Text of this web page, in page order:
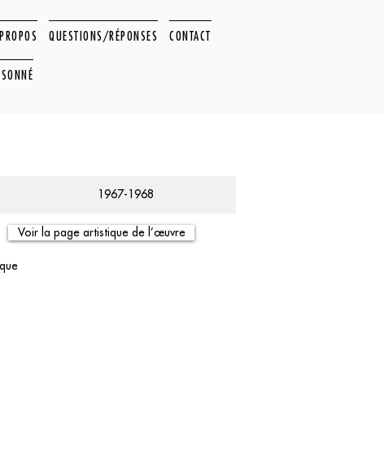
QUESTIONS/RÉPONSES CONTACT
1967-1968
Voir la page artistique de l’œuvre